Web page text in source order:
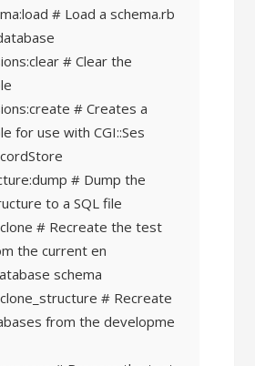
# Load a schema.rb
# Clear the
# Creates a
for use with CGI::Ses
# Dump the
to a SQL file
# Recreate the test
the current en
schema
# Recreate
from the developme